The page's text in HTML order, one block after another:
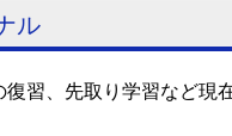
ル
習、先取り学習など現